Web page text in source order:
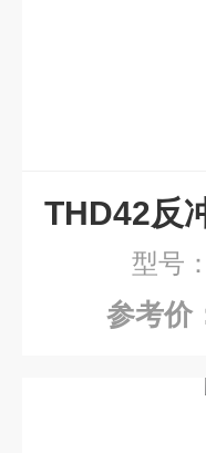
型号
参考价